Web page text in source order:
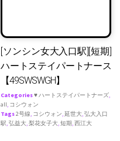
[ソンシン女大入口駅][短期]
ハートステイパートナース
【49SWSWGH】
Categories♥ ハートステイパートナーズ,
all, コシウォン
Tags2号線, コシウォン,延世大,弘大入口
駅,弘益大,梨花女子大,短期,西江大